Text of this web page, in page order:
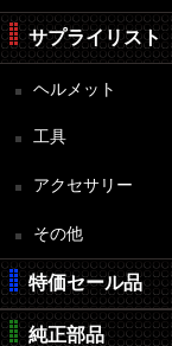
サプライリスト
ヘルメット
工具
アクセサリー
その他
特価セール品
純正部品